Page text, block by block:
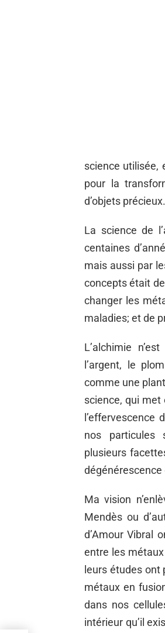
science utilisée,
pour la
d’objets précieux.
La science de
centaines
mais aussi par
concepts était
changer les
maladies; et de
L’alchimie
l’argent, le
comme une
science, qui
l’effervescence
nos particules
plusieurs
Ma vision
Mendès ou
d’Amour Vibral
entre les
leurs études ont
métaux en
dans nos
intérieur qu’il